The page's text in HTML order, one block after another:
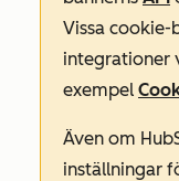
Vissa cookie-
integrationer
exempel
Även om
inställningar